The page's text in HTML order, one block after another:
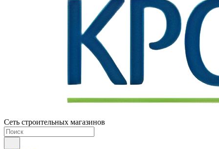
Сеть строительных магазинов